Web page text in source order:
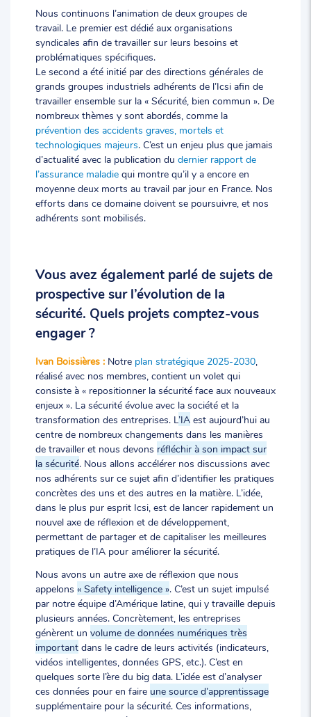
Nous continuons l’animation de deux groupes de
travail. Le premier est dédié aux organisations
syndicales afin de travailler sur leurs besoins et
problématiques spécifiques.
Le second a été initié par des directions générales de
grands groupes industriels adhérents de l’Icsi afin de
travailler ensemble sur la « Sécurité, bien commun ». De
nombreux thèmes y sont abordés, comme la
prévention des accidents graves, mortels et
technologiques majeurs. C’est un enjeu plus que jamais
d’actualité avec la publication du dernier rapport de
l’assurance maladiequi montre qu’il y a encore en
moyenne deux morts au travail par jour en France. Nos
efforts dans ce domaine doivent se poursuivre, et nos
adhérents sont mobilisés.
Vous avez également parlé de sujets de
prospective sur l’évolution de la
sécurité. Quels projets comptez-vous
engager ?
Ivan Boissières :Notre plan stratégique 2025-2030,
réalisé avec nos membres, contient un volet qui
consiste à « repositionner la sécurité face aux nouveaux
enjeux ». La sécurité évolue avec la société et la
transformation des entreprises. L ’IAest aujourd’hui au
centre de nombreux changements dans les manières
de travailler et nous devons réfléchir à son impact sur
la sécurité. Nous allons accélérer nos discussions avec
nos adhérents sur ce sujet afin d’identifier les pratiques
concrètes des uns et des autres en la matière. L’idée,
dans le plus pur esprit Icsi, est de lancer rapidement un
nouvel axe de réflexion et de développement,
permettant de partager et de capitaliser les meilleures
pratiques de l’IA pour améliorer la sécurité.
Nous avons un autre axe de réflexion que nous
appelons « Safety intelligence ». C’est un sujet impulsé
par notre équipe d’Amérique latine, qui y travaille depuis
plusieurs années. Concrètement, les entreprises
génèrent un volume de données numériques très
importantdans le cadre de leurs activités (indicateurs,
vidéos intelligentes, données GPS, etc.). C’est en
quelques sorte l’ère du big data. L’idée est d’analyser
ces données pour en faire une source d’apprentissage
supplémentaire pour la sécurité. Ces informations,